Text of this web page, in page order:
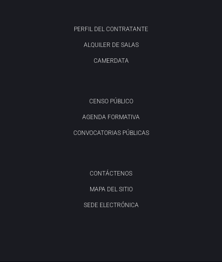
PERFIL DEL CONTRATANTE
ALQUILER DE SALAS
CAMERDATA
CENSO PÚBLICO
AGENDA FORMATIVA
CONVOCATORIAS PÚBLICAS
CONTÁCTENOS
MAPA DEL SITIO
SEDE ELECTRÓNICA